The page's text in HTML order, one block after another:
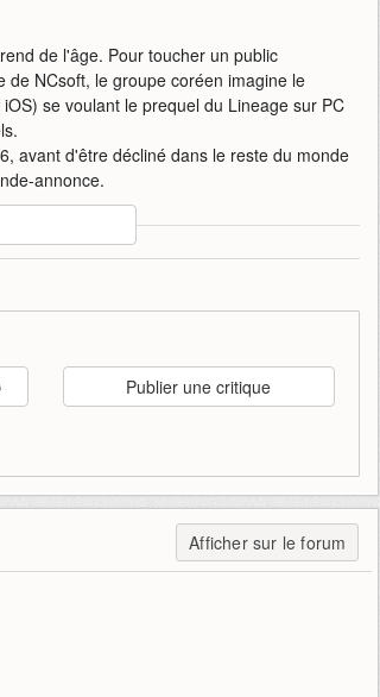
de l'âge. Pour toucher un public
NCsoft, le groupe coréen imagine le
se voulant le prequel du Lineage sur PC
avant d'être décliné dans le reste du monde
annonce.
Publier une critique
Afficher sur le forum